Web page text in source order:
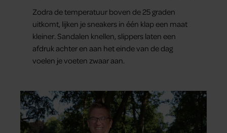
Zodra de temperatuur boven de 25 graden
uitkomt, lijken je sneakers in één klap een maat
kleiner. Sandalen knellen, slippers laten een
afdruk achter en aan het einde van de dag
voelen je voeten zwaar aan.